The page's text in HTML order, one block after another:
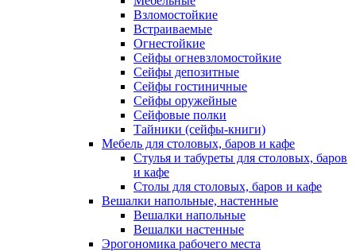
Взломостойкие
Встраиваемые
Огнестойкие
Сейфы огневзломостойкие
Сейфы депозитные
Сейфы гостиничные
Сейфы оружейные
Сейфовые полки
Тайники (сейфы-книги)
Мебель для столовых, баров и кафе
Стулья и табуреты для столовых, баров
и кафе
Столы для столовых, баров и кафе
Вешалки напольные, настенные
Вешалки напольные
Вешалки настенные
Эрогономика рабочего места